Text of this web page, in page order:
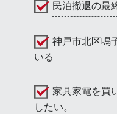
民泊撤退の最
神戸市北区鳴
いる
家具家電を買
したい。